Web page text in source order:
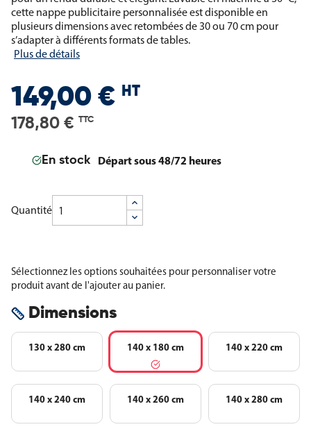
cette nappe publicitaire personnalisée est disponible en
plusieurs dimensions avec retombées de 30 ou 70 cm pour
s’adapter à différents formats de tables.
Plus de détails
149,00 € HT
178,80 € TTC
En stock Départ sous 48/72 heures
Quantité
Sélectionnez les options souhaitées pour personnaliser votre
produit avant de l'ajouter au panier.
Dimensions
130 x 280 cm 140 x 180 cm 140 x 220 cm
140 x 240 cm 140 x 260 cm 140 x 280 cm